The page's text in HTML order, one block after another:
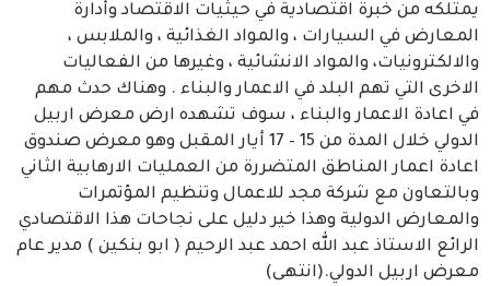
يمتلكه من خبرة اقتصادية في حيثيات الاقتصاد وأدارة
المعارض في السيارات ، والمواد الغذائية ، والملابس ،
والالكترونيات، والمواد الانشائية ، وغيرها من الفعاليات
الاخرى التي تهم البلد في الاعمار والبناء . وهناك حدث مهم
في اعادة الاعمار والبناء ، سوف تشهده ارض معرض اربيل
الدولي خلال المدة من 15 – 17 أيار المقبل وهو معرض صندوق
اعادة اعمار المناطق المتضررة من العمليات الارهابية الثاني
وبالتعاون مع شركة مجد للاعمال وتنظيم المؤتمرات
والمعارض الدولية وهذا خير دليل على نجاحات هذا الاقتصادي
الرائع الاستاذ عبد الله احمد عبد الرحيم ( ابو بنكين ) مدير عام
معرض اربيل الدولي.(انتهى)